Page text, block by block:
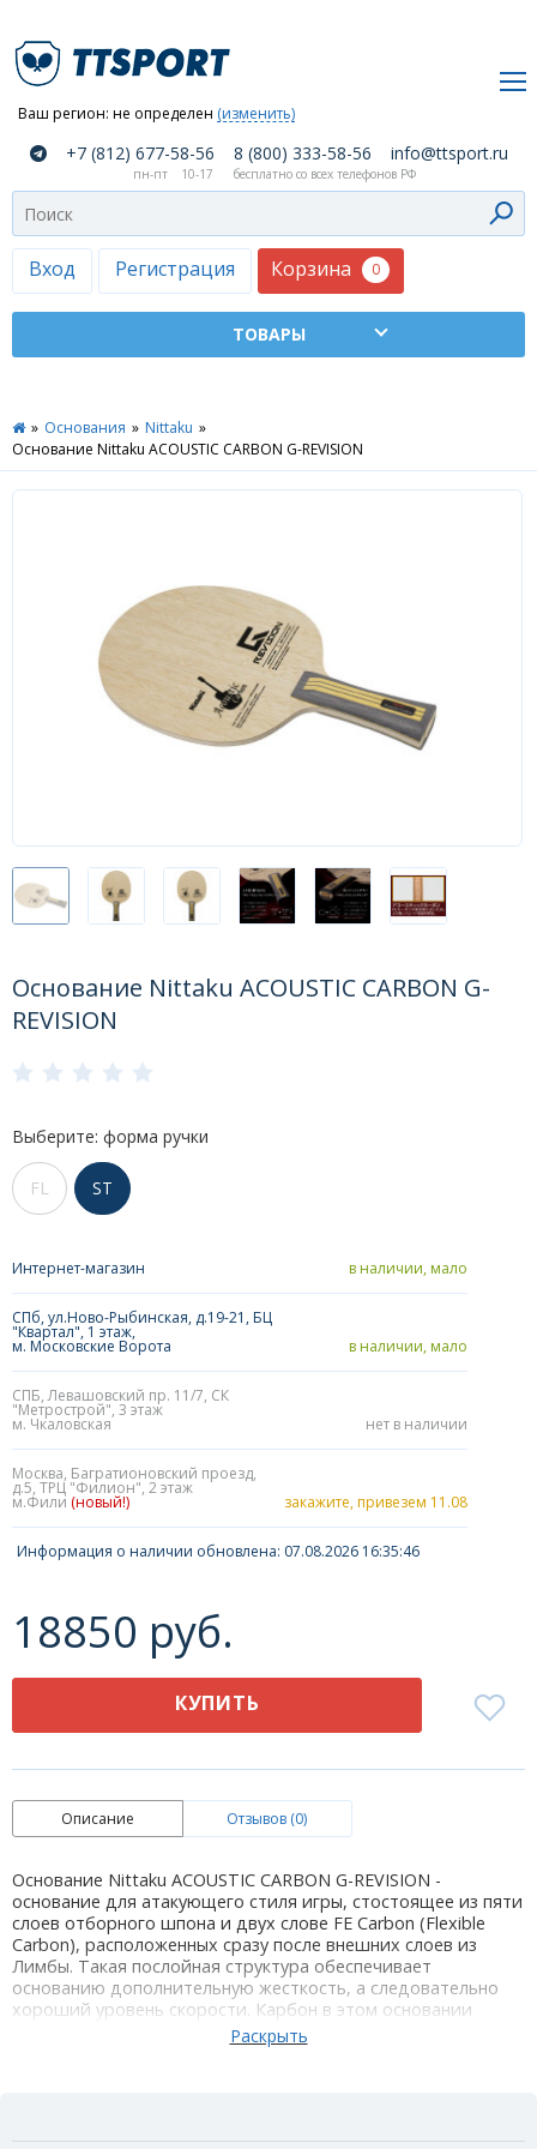
Ваш регион: не определен (изменить)
Вход Регистрация Корзина 0
компании
Как
сделать
заказ
Оплата
доставка
Москва
Дилеры
+7 (812) 677-58-56 8 (800) 333-58-56 info@ttsport.ru
пн-пт 10-17 бесплатно со всех телефонов РФ
» Основания » Nittaku »
Основание Nittaku ACOUSTIC CARBON G-REVISION
Основание Nittaku ACOUSTIC CARBON G-
REVISION
Выберите: форма ручки
FL ST
Интернет-магазин в наличии, мало
СПб, ул.Ново-Рыбинская, д.19-21, БЦ
"Квартал", 1 этаж,
м. Московские Ворота в наличии, мало
СПБ, Левашовский пр. 11/7, СК
"Метрострой", 3 этаж
м. Чкаловская нет в наличии
Москва, Багратионовский проезд,
д.5, ТРЦ "Филион", 2 этаж
м.Фили (новый!) закажите, привезем 11.08
Информация о наличии обновлена: 07.08.2026 16:35:46
18850 руб.
КУПИТЬ
Описание Отзывов (0)
Основание Nittaku ACOUSTIC CARBON G-REVISION -
основание для атакующего стиля игры, стостоящее из пяти
слоев отборного шпона и двух слове FE Carbon (Flexible
Carbon), расположенных сразу после внешних слоев из
Лимбы. Такая послойная структура обеспечивает
основанию дополнительную жесткость, а следовательно
хороший уровень скорости. Карбон в этом основании
увеличивает пятно стабильного отскока, точность и
надежность в контратакующей игре.
Эти изменения обеспечивают более глубокий, комфортный